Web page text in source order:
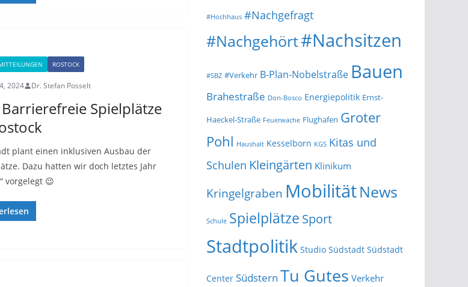
ROSTOCK
2024 Dr. Stefan Posselt
Barrierefreie Spielplätze
plant einen inklusiven Ausbau der
Dazu hatten wir doch letztes Jahr
vorgelegt 😉
#Hochhaus #Nachgefragt
#Nachgehört#Nachsitzen
#SBZ #Verkehr B-Plan-Nobelstraße Bauen
Brahestraße Don-Bosco Energiepolitik Ernst-
Haeckel-Straße Feuerwache Flughafen Groter
Pohl Haushalt Kesselborn KGS Kitas und
Schulen Kleingärten Klinikum
Kringelgraben MobilitätNews
Schule Spielplätze Sport
Stadtpolitik Studio Südstadt Südstadt
Center Südstern Tu Gutes Verkehr